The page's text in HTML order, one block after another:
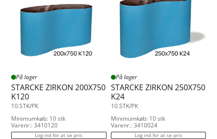
På lager
STARCKE ZIRKON 200X750
K120
10.STK/PK
Minimumkøb: 10 stk
Varenr.: 3410120
Log ind for at se pris
På lager
STARCKE ZIRKON 250X750
K24
10.STK/PK
Minimumkøb: 10 stk
Varenr.: 3410024
Log ind for at se pris